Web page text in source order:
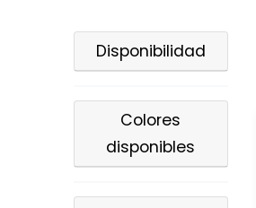
Disponibilidad
Colores
disponibles